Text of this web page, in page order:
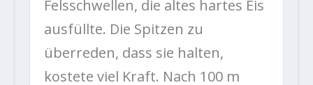
Felsschwellen, die altes hartes Eis
ausfüllte. Die Spitzen zu
überreden, dass sie halten,
kostete viel Kraft. Nach 100 m